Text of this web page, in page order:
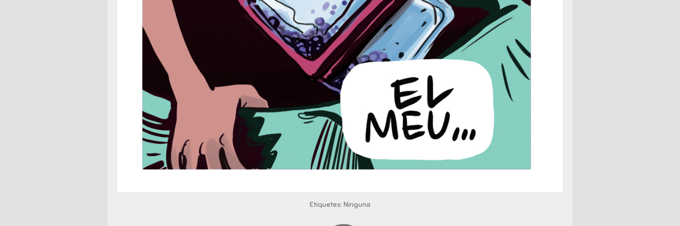
Etiquetes: Ninguna